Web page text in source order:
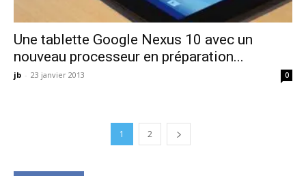
Une tablette Google Nexus 10 avec un
nouveau processeur en préparation...
jb - 23 janvier 2013 0
1 2